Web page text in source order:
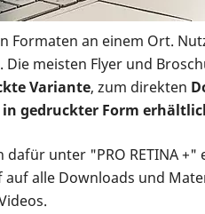
Formaten an einem Ort.
meisten Flyer und
Variante, zum direkten
gedruckter Form
dafür unter "PRO RETINA +"
alle Downloads und